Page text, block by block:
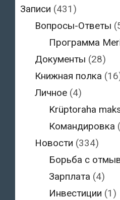
Записи (431)
Вопросы-Ответы
Программа
Документы (28)
Книжная полка
Личное(4)
Krüptoraha
Командировка
Новости (334)
Борьба с
Зарплата (4)
Инвестиции (1)